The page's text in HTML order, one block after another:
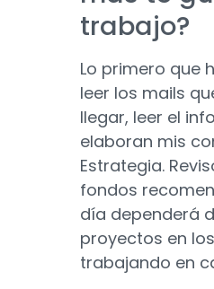
trabajo?
Lo primero que
leer los mails
llegar, leer el
elaboran mis
Estrategia.
fondos
día dependerá
proyectos en
trabajando en